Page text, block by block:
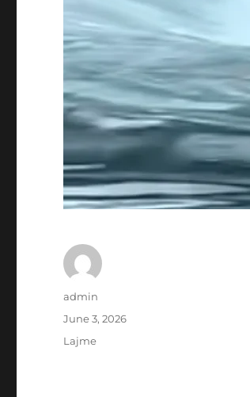
Author
admin
Posted
June 3, 2026
Categories
Lajme